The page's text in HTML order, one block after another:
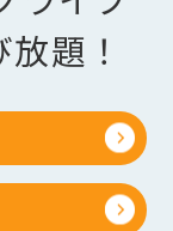
題！